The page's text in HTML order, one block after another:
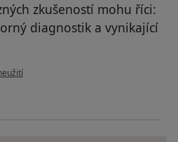
zkušeností mohu říci:
diagnostik a vynikající
uživatele Váš účet byl odstraněn